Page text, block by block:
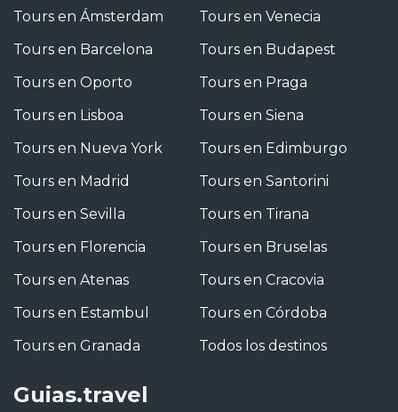
Tours en Ámsterdam
Tours en Barcelona
Tours en Oporto
Tours en Lisboa
Tours en Nueva York
Tours en Madrid
Tours en Sevilla
Tours en Florencia
Tours en Atenas
Tours en Estambul
Tours en Granada
Tours en Venecia
Tours en Budapest
Tours en Praga
Tours en Siena
Tours en Edimburgo
Tours en Santorini
Tours en Tirana
Tours en Bruselas
Tours en Cracovia
Tours en Córdoba
Todos los destinos
Guias.travel